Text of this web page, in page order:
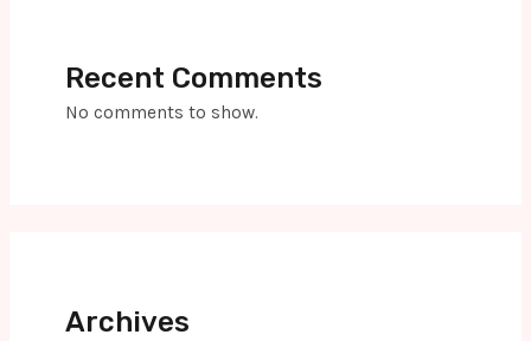
Recent Comments
No comments to show.
Archives